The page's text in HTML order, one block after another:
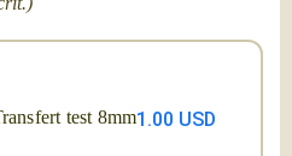
test 8mm1.00 USD